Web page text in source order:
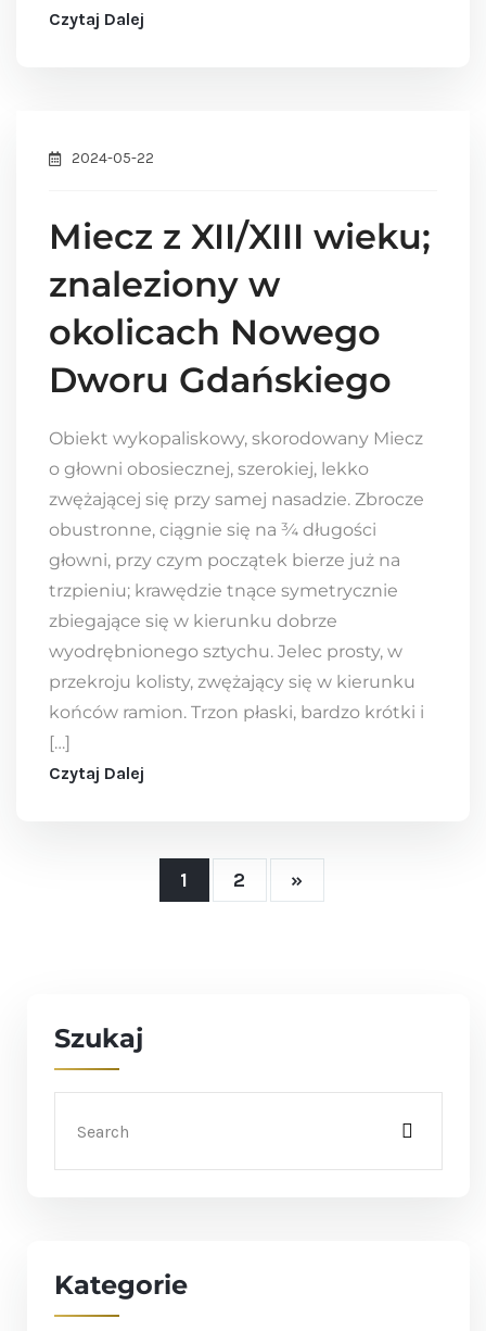
Czytaj Dalej
2024-05-22
Miecz z XII/XIII wieku;
znaleziony w
okolicach Nowego
Dworu Gdańskiego
Obiekt wykopaliskowy, skorodowany Miecz
o głowni obosiecznej, szerokiej, lekko
zwężającej się przy samej nasadzie. Zbrocze
obustronne, ciągnie się na ¾ długości
głowni, przy czym początek bierze już na
trzpieniu; krawędzie tnące symetrycznie
zbiegające się w kierunku dobrze
wyodrębnionego sztychu. Jelec prosty, w
przekroju kolisty, zwężający się w kierunku
końców ramion. Trzon płaski, bardzo krótki i
[…]
Czytaj Dalej
1 2 »
Szukaj
Kategorie